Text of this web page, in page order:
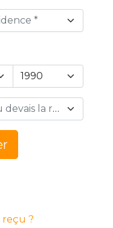
*
Ta situation actuelle, si tu devais la résumer en 1 mot… *
reçu ?